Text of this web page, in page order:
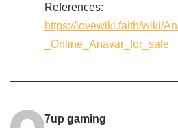
References:
https://lovewiki.faith/wiki/
_Online_Anavar_for_sale
7up gaming